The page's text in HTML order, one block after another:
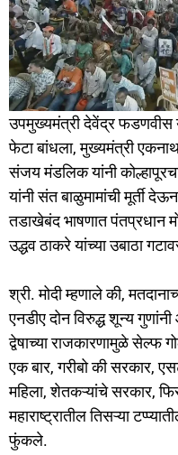
उपमुख्यमंत्री देवेंद्र फडणवीस
फेटा बांधला, मुख्यमंत्री एकनाथ
संजय मंडलिक यांनी
यांनी संत बाळुमामांची मूर्ती
तडाखेबंद भाषणात पंतप्रधान
उद्धव ठाकरे यांच्या उबाठा
श्री. मोदी म्हणाले की,
एनडीए दोन विरुद्ध शून्य
द्वेषाच्या राजकारणामुळे
एक बार, गरीबो की सरकार,
महिला, शेतकऱ्यांचे सरकार,
महाराष्ट्रातील तिसऱ्या
फुंकले.